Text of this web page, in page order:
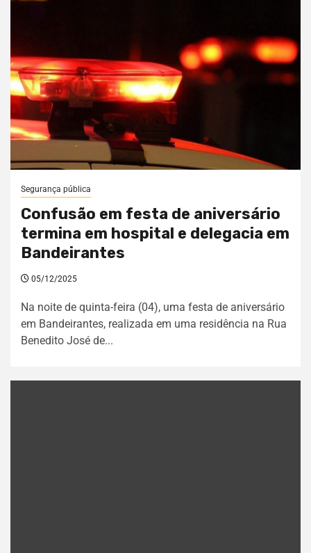
Segurança pública
Confusão em festa de aniversário
termina em hospital e delegacia em
Bandeirantes
05/12/2025
Na noite de quinta-feira (04), uma festa de aniversário
em Bandeirantes, realizada em uma residência na Rua
Benedito José de...